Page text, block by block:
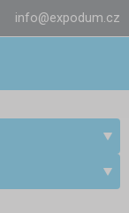
info@expodum.cz